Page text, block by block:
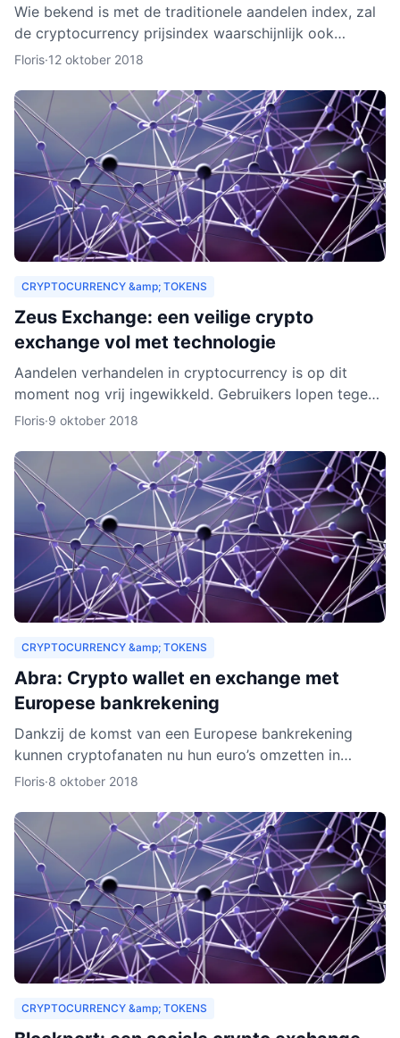
Wie bekend is met de traditionele aandelen index, zal
de cryptocurrency prijsindex waarschijnlijk ook
interessant vinden. In dit artikel behandelen we hoe
Floris·12 oktober 2018
CRYPTOCURRENCY &amp; TOKENS
Zeus Exchange: een veilige crypto
exchange vol met technologie
Aandelen verhandelen in cryptocurrency is op dit
moment nog vrij ingewikkeld. Gebruikers lopen tegen
drempels aan. Er gelden bijvoorbeeld strenge regels,
Floris·9 oktober 2018
CRYPTOCURRENCY &amp; TOKENS
Abra: Crypto wallet en exchange met
Europese bankrekening
Dankzij de komst van een Europese bankrekening
kunnen cryptofanaten nu hun euro’s omzetten in
cryptogeld. Hiervoor hoeft alleen geld gestort te
Floris·8 oktober 2018
CRYPTOCURRENCY &amp; TOKENS